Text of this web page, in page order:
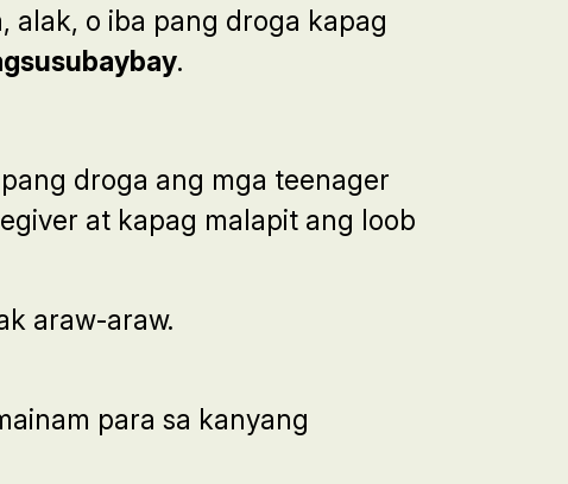
alak, o iba pang droga kapag
.
droga ang mga teenager
at kapag malapit ang loob
araw-araw.
para sa kanyang